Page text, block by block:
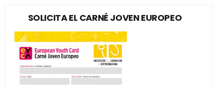
SOLICITA EL CARNÉ JOVEN EUROPEO